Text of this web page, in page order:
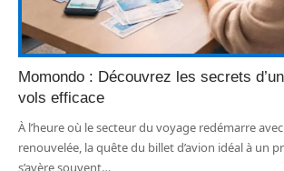
Momondo : Découvrez les secrets
vols efficace
À l’heure où le secteur du voyage redémarre
renouvelée, la quête du billet d’avion idéal à un
s’avère souvent…